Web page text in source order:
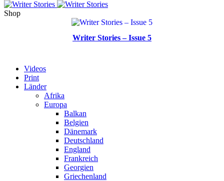
Shop
Writer Stories – Issue 5
Videos
Print
Länder
Afrika
Europa
Balkan
Belgien
Dänemark
Deutschland
England
Frankreich
Georgien
Griechenland